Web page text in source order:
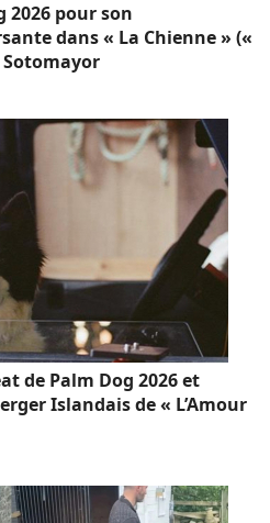
2026 pour son
dans « La Chienne » («
Sotomayor
de Palm Dog 2026 et
Islandais de « L’Amour